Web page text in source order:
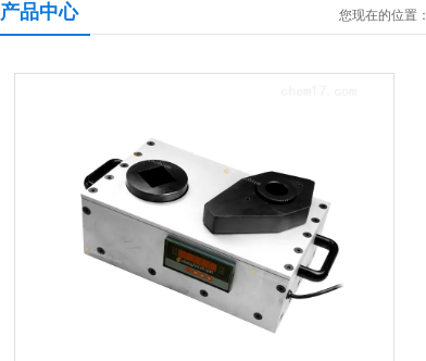
产品中心 您现在的位置：